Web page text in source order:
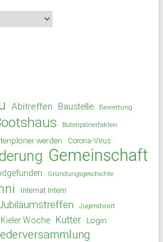
Abitreffen Baustelle Bewertung
Butenplönerfakten
werden Corona-Virus
Gemeinschaft
Gründungsgeschichte
Internat Intern
Jugendwart
Kieler Woche Kutter Login